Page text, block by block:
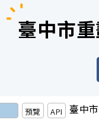
臺中市
預覽 API 臺中